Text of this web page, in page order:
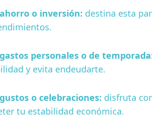
o inversión: destina esta
personales o de
y evita endeudarte.
o celebraciones: disfruta
tu estabilidad económica.